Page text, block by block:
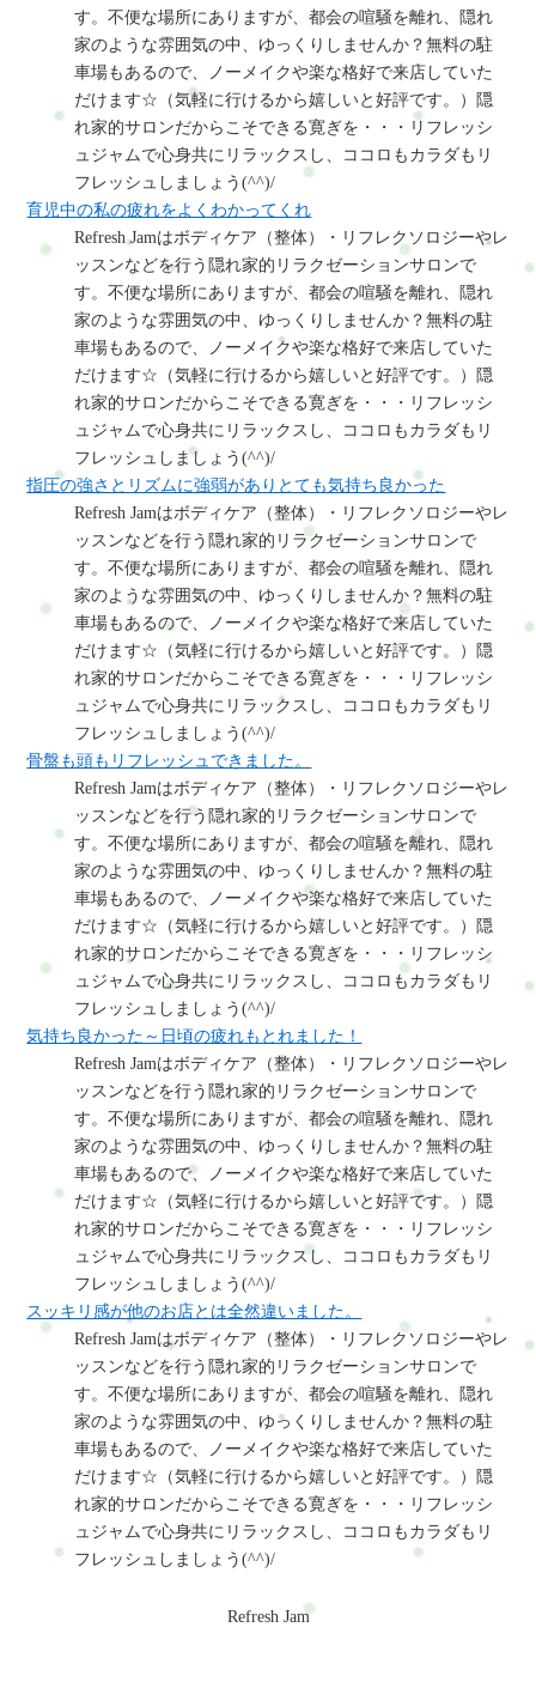
す。不便な場所にありますが、都会の喧騒を離れ、隠れ
家のような雰囲気の中、ゆっくりしませんか？無料の駐
車場もあるので、ノーメイクや楽な格好で来店していた
だけます☆（気軽に行けるから嬉しいと好評です。）隠
れ家的サロンだからこそできる寛ぎを・・・リフレッシ
ュジャムで心身共にリラックスし、ココロもカラダもリ
フレッシュしましょう(^^)/
育児中の私の疲れをよくわかってくれ
Refresh Jamはボディケア（整体）・リフレクソロジーやレ
ッスンなどを行う隠れ家的リラクゼーションサロンで
す。不便な場所にありますが、都会の喧騒を離れ、隠れ
家のような雰囲気の中、ゆっくりしませんか？無料の駐
車場もあるので、ノーメイクや楽な格好で来店していた
だけます☆（気軽に行けるから嬉しいと好評です。）隠
れ家的サロンだからこそできる寛ぎを・・・リフレッシ
ュジャムで心身共にリラックスし、ココロもカラダもリ
フレッシュしましょう(^^)/
指圧の強さとリズムに強弱がありとても気持ち良かった
Refresh Jamはボディケア（整体）・リフレクソロジーやレ
ッスンなどを行う隠れ家的リラクゼーションサロンで
す。不便な場所にありますが、都会の喧騒を離れ、隠れ
家のような雰囲気の中、ゆっくりしませんか？無料の駐
車場もあるので、ノーメイクや楽な格好で来店していた
だけます☆（気軽に行けるから嬉しいと好評です。）隠
れ家的サロンだからこそできる寛ぎを・・・リフレッシ
ュジャムで心身共にリラックスし、ココロもカラダもリ
フレッシュしましょう(^^)/
骨盤も頭もリフレッシュできました。
Refresh Jamはボディケア（整体）・リフレクソロジーやレ
ッスンなどを行う隠れ家的リラクゼーションサロンで
す。不便な場所にありますが、都会の喧騒を離れ、隠れ
家のような雰囲気の中、ゆっくりしませんか？無料の駐
車場もあるので、ノーメイクや楽な格好で来店していた
だけます☆（気軽に行けるから嬉しいと好評です。）隠
れ家的サロンだからこそできる寛ぎを・・・リフレッシ
ュジャムで心身共にリラックスし、ココロもカラダもリ
フレッシュしましょう(^^)/
気持ち良かった～日頃の疲れもとれました！
Refresh Jamはボディケア（整体）・リフレクソロジーやレ
ッスンなどを行う隠れ家的リラクゼーションサロンで
す。不便な場所にありますが、都会の喧騒を離れ、隠れ
家のような雰囲気の中、ゆっくりしませんか？無料の駐
車場もあるので、ノーメイクや楽な格好で来店していた
だけます☆（気軽に行けるから嬉しいと好評です。）隠
れ家的サロンだからこそできる寛ぎを・・・リフレッシ
ュジャムで心身共にリラックスし、ココロもカラダもリ
フレッシュしましょう(^^)/
スッキリ感が他のお店とは全然違いました。
Refresh Jamはボディケア（整体）・リフレクソロジーやレ
ッスンなどを行う隠れ家的リラクゼーションサロンで
す。不便な場所にありますが、都会の喧騒を離れ、隠れ
家のような雰囲気の中、ゆっくりしませんか？無料の駐
車場もあるので、ノーメイクや楽な格好で来店していた
だけます☆（気軽に行けるから嬉しいと好評です。）隠
れ家的サロンだからこそできる寛ぎを・・・リフレッシ
ュジャムで心身共にリラックスし、ココロもカラダもリ
フレッシュしましょう(^^)/
Refresh Jam